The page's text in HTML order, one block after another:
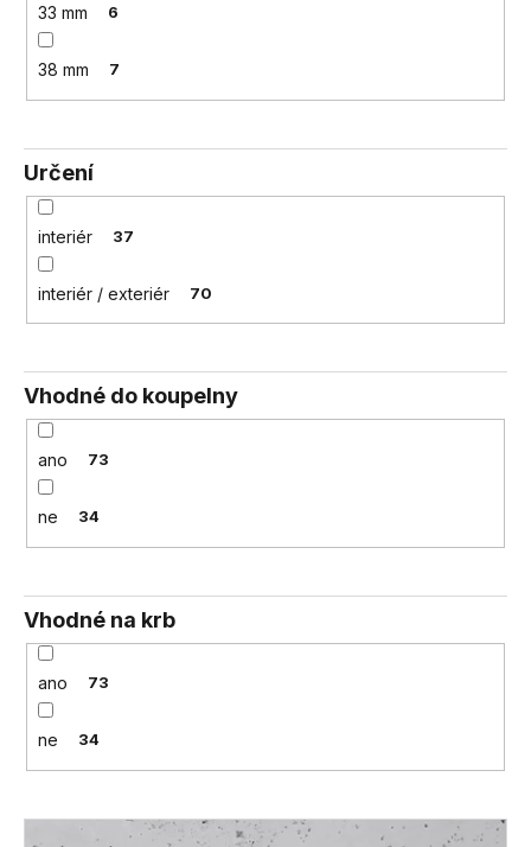
33 mm 6
38 mm 7
Určení
interiér 37
interiér / exteriér 70
Vhodné do koupelny
ano 73
ne 34
Vhodné na krb
ano 73
ne 34